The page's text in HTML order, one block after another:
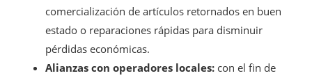
comercialización de artículos retornados en buen
estado o reparaciones rápidas para disminuir
pérdidas económicas.
Alianzas con operadores locales: con el fin de